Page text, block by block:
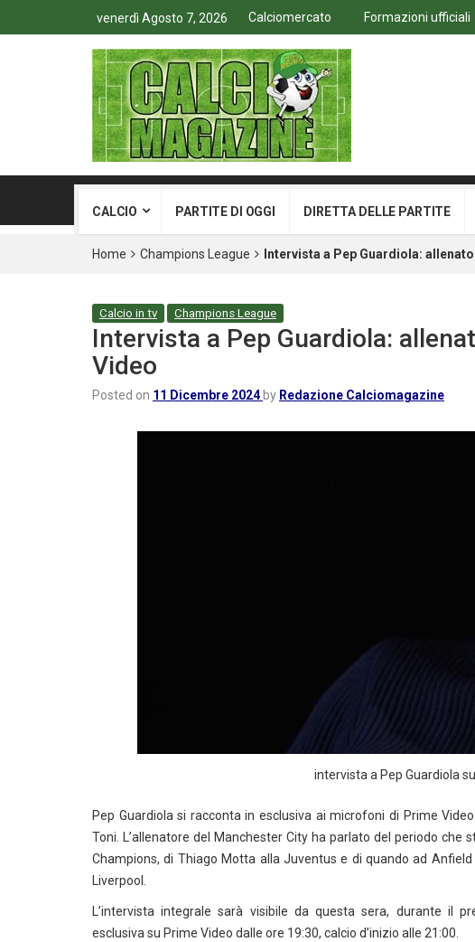
venerdì Agosto 7, 2026 Calciomercato Formazioni ufficiali
CALCIO PARTITE DI OGGI DIRETTA DELLE PARTITE
Home Champions League Intervista a Pep Guardiola:
Calcio in tv Champions League
Intervista a Pep Guardiola:
Video
Posted on 11 Dicembre 2024 by Redazione Calciomagazine
intervista a Pep Guardiola
Pep Guardiola si racconta in esclusiva ai microfoni di Prime
Toni. L’allenatore del Manchester City ha parlato del periodo che
Champions, di Thiago Motta alla Juventus e di quando ad
Liverpool.
L’intervista integrale sarà visibile da questa sera, durante il
esclusiva su Prime Video dalle ore 19:30, calcio d’inizio alle 21:00.